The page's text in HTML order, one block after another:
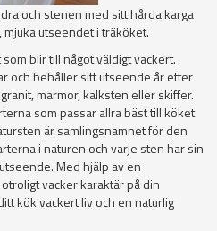
och stenen med sitt hårda karga
utseendet i träköket.
blir till något väldigt vackert.
och behåller sitt utseende år efter
marmor, kalksten eller skiffer.
som passar allra bäst till köket
är samlingsnamnet för den
i naturen och varje sten har sin
Med hjälp av en
vacker karaktär på din
kök vackert liv och en naturlig